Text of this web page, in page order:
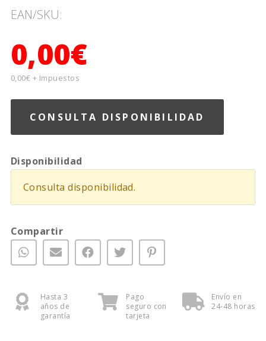
EAN/SKU:
0,00€
0,00€ + Impuestos
CONSULTA DISPONIBILIDAD
Disponibilidad
Consulta disponibilidad.
Compartir
Hasta 3
años de
garantía
Pago
seguro con
tarjeta
Envío en
24-48 horas